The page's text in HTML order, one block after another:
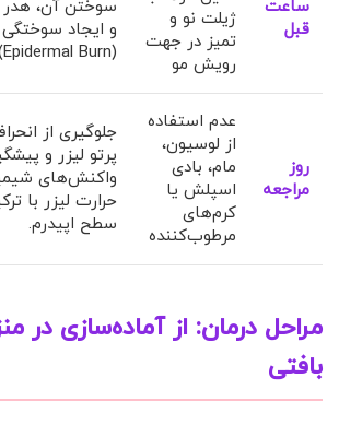
ساعت
قبل
ژیلت نو و
تمیز در جهت
رویش مو
سوختن آن، هدر
و ایجاد
(Epidermal Burn) می‌شود.
روز
مراجعه
عدم استفاده
از لوسیون،
مام، بادی
اسپلش یا
کرم‌های
مرطوب‌کننده
پرتو لیزر و
واکنش‌های
حرارت لیزر با
سطح اپیدرم.
مراحل درمان: از آماده‌سازی در
بافتی